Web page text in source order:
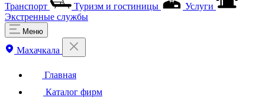
Транспорт Туризм и гостиницы
Услуги
Экстренные службы
Меню
Махачкала
Главная
Каталог фирм